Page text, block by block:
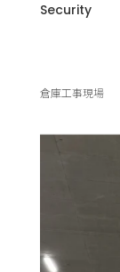
Security
倉庫工事現場